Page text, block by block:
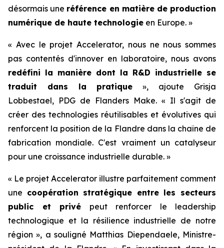
désormais une référence en matière de production
numérique de haute technologie en Europe. »
« Avec le projet Accelerator, nous ne nous sommes
pas contentés d'innover en laboratoire, nous avons
redéfini la manière dont la R&D industrielle se
traduit dans la pratique », ajoute Grisja
Lobbestael, PDG de Flanders Make. « Il s'agit de
créer des technologies réutilisables et évolutives qui
renforcent la position de la Flandre dans la chaîne de
fabrication mondiale. C'est vraiment un catalyseur
pour une croissance industrielle durable. »
« Le projet Accelerator illustre parfaitement comment
une coopération stratégique entre les secteurs
public et privé peut renforcer le leadership
technologique et la résilience industrielle de notre
région », a souligné Matthias Diependaele, Ministre-